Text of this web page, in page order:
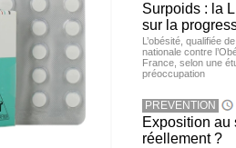
Surpoids : la
sur la
L’obésité, qualifiée
nationale contre
France, selon une
préoccupation
PREVENTION
Exposition au
réellement ?